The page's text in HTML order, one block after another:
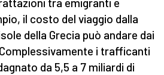
tra emigranti e
il costo del viaggio dalla
della Grecia può andare dai
i trafficanti
da 5,5 a 7 miliardi di